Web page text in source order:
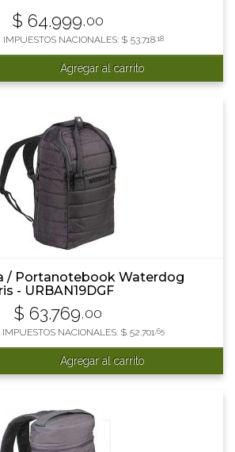
$ 64.999,00
IMPUESTOS NACIONALES: $ 53.718,18
Agregar al carrito
/ Portanotebook Waterdog
- URBAN19DGF
$ 63.769,00
IMPUESTOS NACIONALES: $ 52.701,65
Agregar al carrito